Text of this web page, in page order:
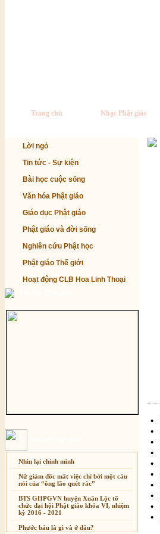
Trang chủ Nhạc Phật giáo
Lời ngỏ
Tin tức - Sự kiện
Bài học cuộc sống
Văn hóa Phật giáo
Giáo dục Phật giáo
Phật giáo và đời sống
Nghiên cứu Phật học
Phật giáo Thế giới
Hoạt động CLB Hoa Linh Thoại
Nhìn lại chính mình
Nữ giám đốc mất việc chỉ bởi một câu
nói của “ông lão quét rác”
BTS GHPGVN huyện Xuân Lộc tổ
chức đại hội Phật giáo khóa VI, nhiệm
kỳ 2016 - 2021
Phước báu là gì và ở đâu?
•
•
•
•
•
•
•
•
•
•